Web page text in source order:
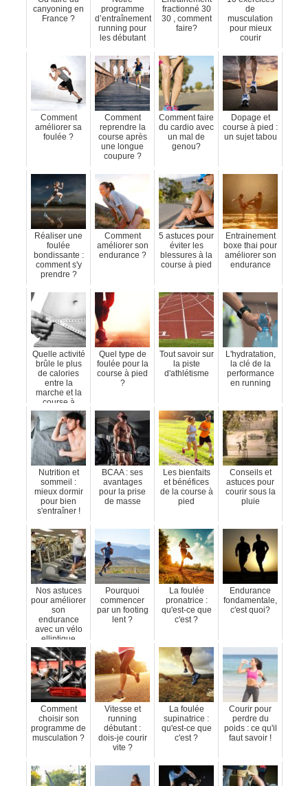
canyoning en
France ?
programme
d’entraînement
running pour
les débutant
fractionné 30
30 , comment
faire?
de
musculation
pour mieux
courir
Comment
améliorer sa
foulée ?
Comment
reprendre la
course après
une longue
coupure ?
Comment faire
du cardio avec
un mal de
genou?
Dopage et
course à pied :
un sujet tabou
Réaliser une
foulée
bondissante :
comment s'y
prendre ?
Comment
améliorer son
endurance ?
5 astuces pour
éviter les
blessures à la
course à pied
Entrainement
boxe thai pour
améliorer son
endurance
Quelle activité
brûle le plus
de calories
entre la
marche et la
course à
pied?
Quel type de
foulée pour la
course à pied
?
Tout savoir sur
la piste
d'athlétisme
L'hydratation,
la clé de la
performance
en running
Nutrition et
sommeil :
mieux dormir
pour bien
s'entraîner !
BCAA : ses
avantages
pour la prise
de masse
Les bienfaits
et bénéfices
de la course à
pied
Conseils et
astuces pour
courir sous la
pluie
Nos astuces
pour améliorer
son
endurance
avec un vélo
elliptique
Pourquoi
commencer
par un footing
lent ?
La foulée
pronatrice :
qu'est-ce que
c'est ?
Endurance
fondamentale,
c'est quoi?
Comment
choisir son
programme de
musculation ?
Vitesse et
running
débutant :
dois-je courir
vite ?
La foulée
supinatrice :
qu'est-ce que
c'est ?
Courir pour
perdre du
poids : ce qu'il
faut savoir !